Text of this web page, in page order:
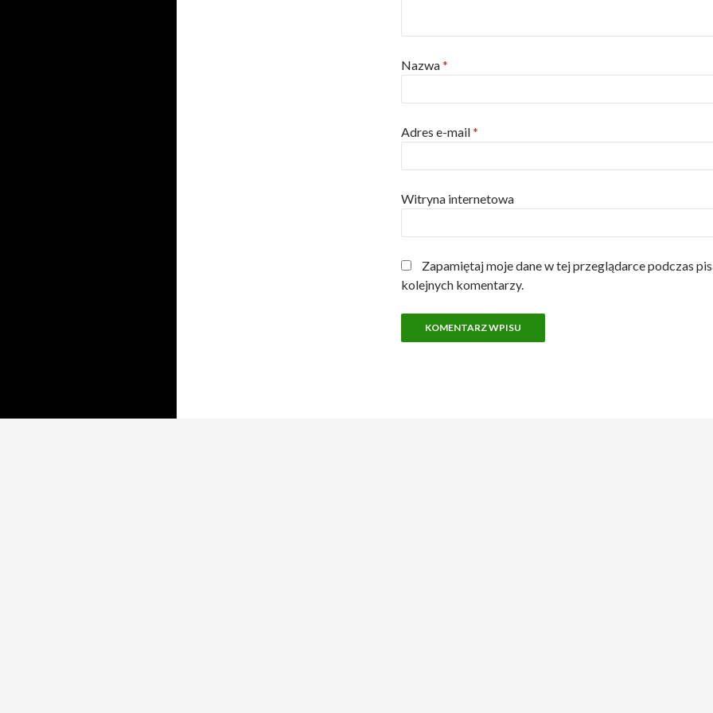
Nazwa*
Adres e-mail*
Witryna internetowa
Zapamiętaj moje dane w tej przeglądarce podczas
kolejnych komentarzy.